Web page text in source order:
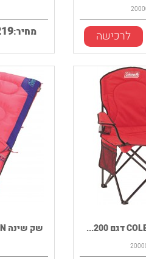
מחיר: לרכישה
שק שינה COLEMAN דגם 2000025...